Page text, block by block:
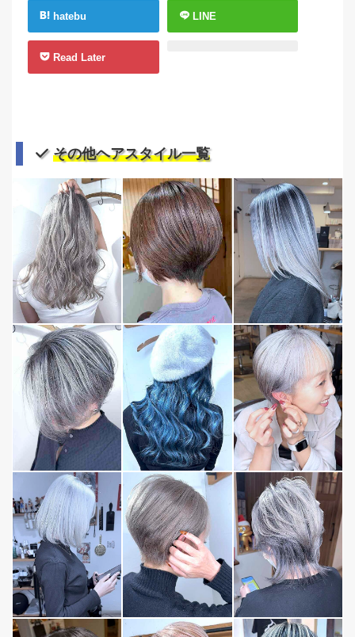
hatebu LINE
Read Later
その他ヘアスタイル一覧